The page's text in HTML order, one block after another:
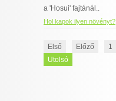
a 'Hosui' fajtánál..
Hol kapok ilyen növényt?
Első Előző 1
Utolsó